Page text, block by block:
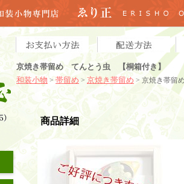
京焼き帯留め てんとう虫 【桐箱付き】
和装小物 > 帯留め > 京焼き帯留め > 京焼き帯留
商品詳細